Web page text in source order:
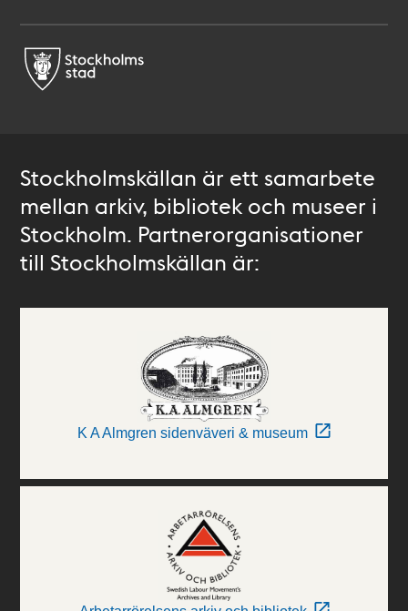
Stockholmskällan är ett samarbete
mellan arkiv, bibliotek och museer i
Stockholm. Partnerorganisationer
till Stockholmskällan är:
K A Almgren sidenväveri & museum